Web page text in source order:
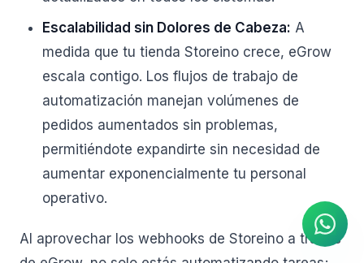
Escalabilidad sin Dolores de Cabeza: A
medida que tu tienda Storeino crece, eGrow
escala contigo. Los flujos de trabajo de
automatización manejan volúmenes de
pedidos aumentados sin problemas,
permitiéndote expandirte sin necesidad de
aumentar exponencialmente tu personal
operativo.
Al aprovechar los webhooks de Storeino a través
Agente de IA
Respuestas instantáneas en